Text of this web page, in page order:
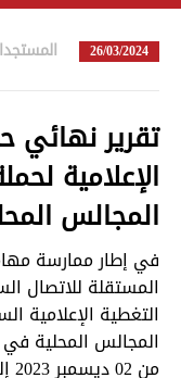
26/03/2024
تقرير نهائي
الإعلامية
المجالس
في إطار ممارسة
المستقلة للاتصال
التغطية الإعلامية
المجالس المحلية في